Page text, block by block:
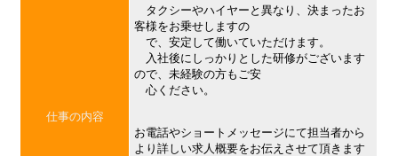
仕事の内容
タクシーやハイヤーと異なり、決まったお
客様をお乗せしますの
で、安定して働いていただけます。
入社後にしっかりとした研修がございます
ので、未経験の方もご安
心ください。
お電話やショートメッセージにて担当者から
より詳しい求人概要をお伝えさせて頂きます